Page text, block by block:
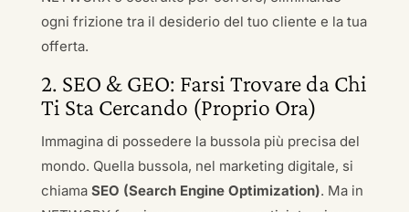
ogni frizione tra il desiderio del tuo cliente e la tua
offerta.
2. SEO & GEO: Farsi Trovare da Chi
Ti Sta Cercando (Proprio Ora)
Immagina di possedere la bussola più precisa del
mondo. Quella bussola, nel marketing digitale, si
chiama SEO (Search Engine Optimization). Ma in